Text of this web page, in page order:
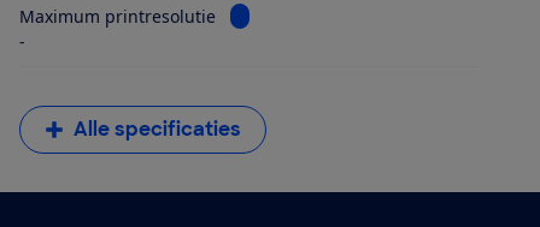
Maximum printresolutie
Bekijk informatie voor Maximum
-
Alle specificaties